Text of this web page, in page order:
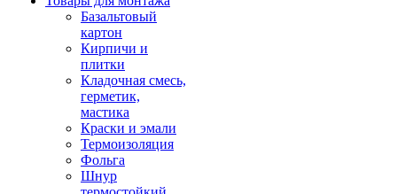
Базальтовый
картон
Кирпичи и
плитки
Кладочная смесь,
герметик,
мастика
Краски и эмали
Термоизоляция
Фольга
Шнур